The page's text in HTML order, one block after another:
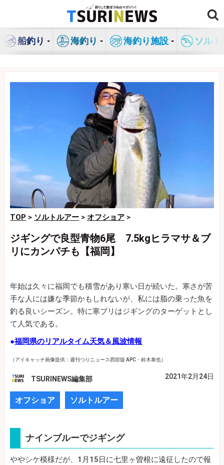
ン
船釣り 海釣り 海釣り施設 ソル
TOP > ソルトルアー > オフショア >
ジギングで良型青物6尾 7.5kgヒラマサ＆ブ
リにカンパチも【福岡】
年始は久々に福岡でも積雪があり寒い日が続いた。寒さが苦
手な人には嫌な季節かもしれないが、私には脂の乗った魚を
釣る良いシーズン。特に寒ブリはジギングのターゲットとし
て人気である。
●福岡県のリアルタイム天気＆風波情報
（アイキャッチ画像提供：週刊つりニュース西部版 APC・鈴木泰也）
TSURINEWS編集部 2021年2月24日
オフショア ソルトルアー
ナインブルーでジギング
ややシケ模様だが、1月15日に七里ヶ曽根に遠征したので報